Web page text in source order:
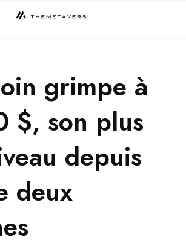
grimpe à
$, son plus
depuis
deux